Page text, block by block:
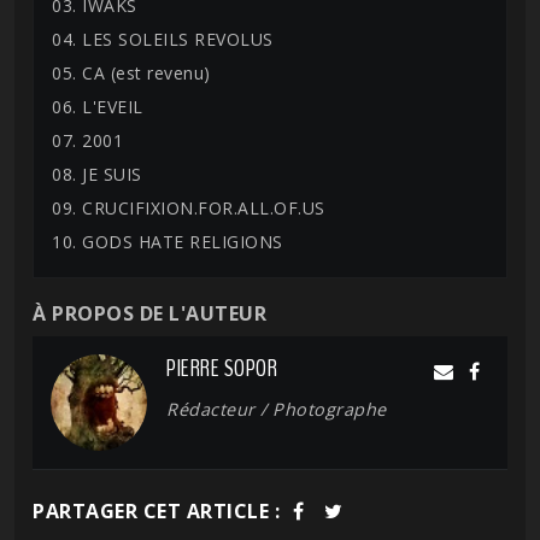
03. IWAKS
04. LES SOLEILS REVOLUS
05. CA (est revenu)
06. L'EVEIL
07. 2001
08. JE SUIS
09. CRUCIFIXION.FOR.ALL.OF.US
10. GODS HATE RELIGIONS
À PROPOS DE L'AUTEUR
PIERRE SOPOR
Rédacteur / Photographe
PARTAGER CET ARTICLE :